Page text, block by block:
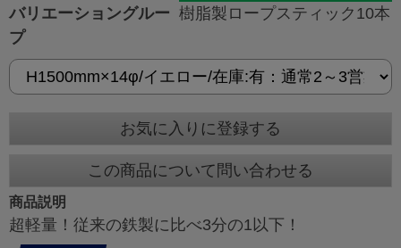
バリエーショングルー
プ
樹脂製ロープスティック10本
お気に入りに登録する
この商品について問い合わせる
商品説明
超軽量！従来の鉄製に比べ3分の1以下！